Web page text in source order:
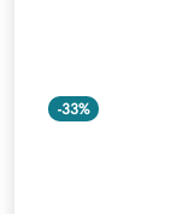
-33%